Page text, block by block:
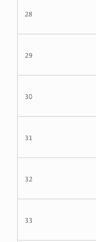
28
29
30
31
32
33